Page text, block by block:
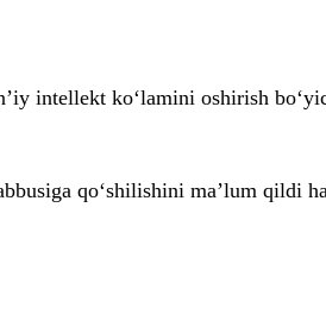
intellekt ko‘lamini oshirish
qo‘shilishini ma’lum qildi